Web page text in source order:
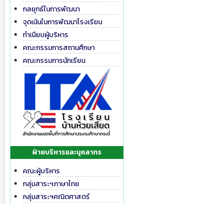
กลยุทธ์ในการพัฒนา
จุดเน้นในการพัฒนาโรงเรียน
ทำเนียบผู้บริหาร
คณะกรรมการสถานศึกษา
คณะกรรมการนักเรียน
ฝ่ายบริหารและบุคลากร
คณะผู้บริหาร
กลุ่มสาระฯภาษาไทย
กลุ่มสาระฯคณิตศาสตร์